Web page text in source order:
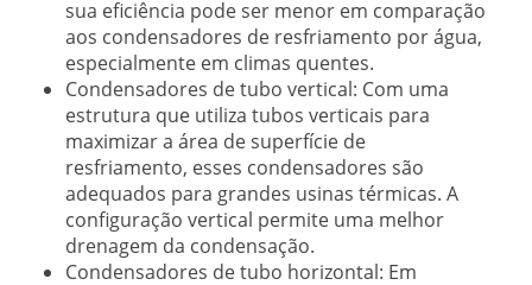
sua eficiência pode ser menor em comparação
aos condensadores de resfriamento por água,
especialmente em climas quentes.
Condensadores de tubo vertical: Com uma
estrutura que utiliza tubos verticais para
maximizar a área de superfície de
resfriamento, esses condensadores são
adequados para grandes usinas térmicas. A
configuração vertical permite uma melhor
drenagem da condensação.
Condensadores de tubo horizontal: Em